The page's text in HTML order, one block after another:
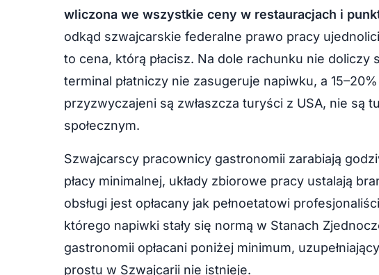
wliczona we wszystkie ceny w restauracjach i
odkąd szwajcarskie federalne prawo pracy
to cena, którą płacisz. Na dole rachunku nie doliczy
terminal płatniczy nie zasugeruje napiwku, a
przyzwyczajeni są zwłaszcza turyści z USA, nie są
społecznym.
Szwajcarscy pracownicy gastronomii zarabiają
płacy minimalnej, układy zbiorowe pracy ustalają
obsługi jest opłacany jak pełnoetatowi
którego napiwki stały się normą w Stanach
gastronomii opłacani poniżej minimum,
prostu w Szwajcarii nie istnieje.